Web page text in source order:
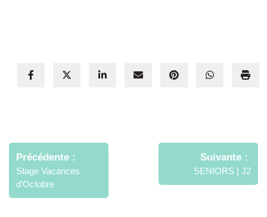
de
l’article
Précédente
Stage Vacances
d’Octobre
Suivante
SENIORS | J2